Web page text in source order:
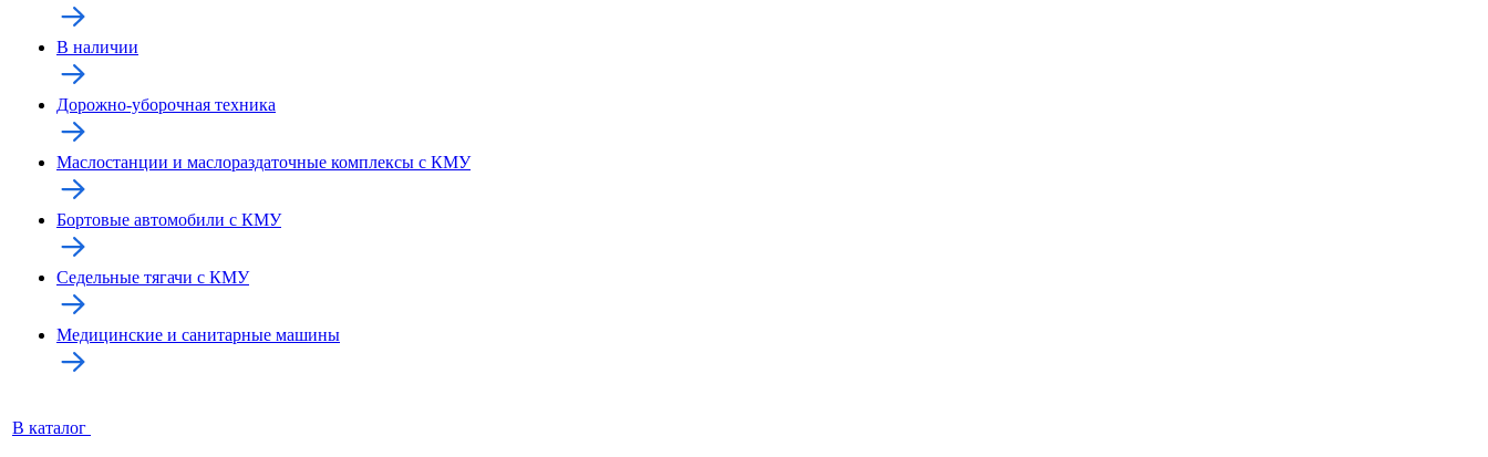
В наличии
Дорожно-уборочная техника
Маслостанции и маслораздаточные комплексы с КМУ
Бортовые автомобили с КМУ
Седельные тягачи с КМУ
Медицинские и санитарные машины
В каталог